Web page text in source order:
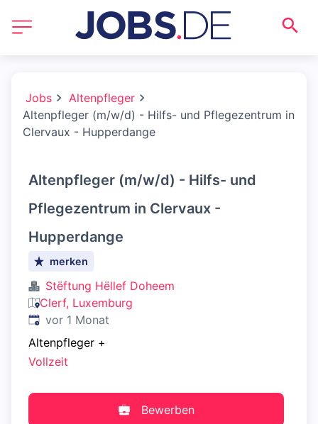
Jobs
Altenpfleger
Altenpfleger (m/w/d) - Hilfs- und Pflegezentrum in
Clervaux - Hupperdange
Altenpfleger (m/w/d) - Hilfs- und
Pflegezentrum in Clervaux -
Hupperdange
merken
Stëftung Hëllef Doheem
Clerf, Luxemburg
Veröffentlicht:
vor 1 Monat
Altenpfleger +
Vollzeit
Bewerben